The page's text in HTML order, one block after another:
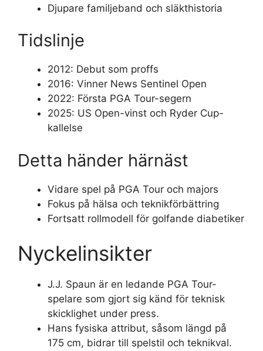
Djupare familjeband och släkthistoria
Tidslinje
2012: Debut som proffs
2016: Vinner News Sentinel Open
2022: Första PGA Tour-segern
2025: US Open-vinst och Ryder Cup-
kallelse
Detta händer härnäst
Vidare spel på PGA Tour och majors
Fokus på hälsa och teknikförbättring
Fortsatt rollmodell för golfande diabetiker
Nyckelinsikter
J.J. Spaun är en ledande PGA Tour-
spelare som gjort sig känd för teknisk
skicklighet under press.
Hans fysiska attribut, såsom längd på
175 cm, bidrar till spelstil och teknikval.